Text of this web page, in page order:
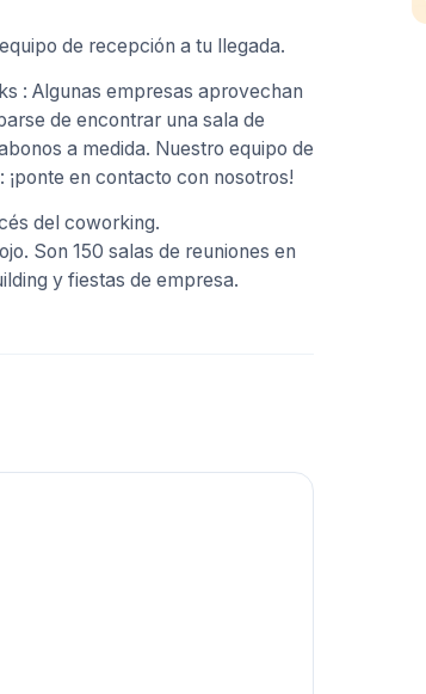
de recepción a tu llegada.
: Algunas empresas aprovechan
de encontrar una sala de
a medida. Nuestro equipo de
en contacto con nosotros!
del coworking.
Son 150 salas de reuniones en
y fiestas de empresa.